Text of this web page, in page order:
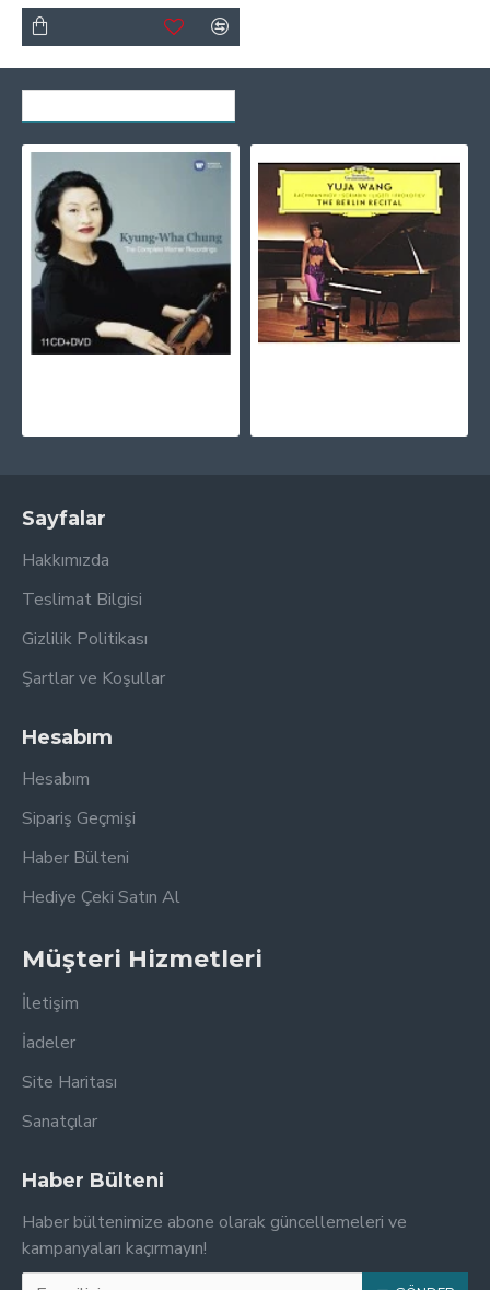
Sayfalar
Hakkımızda
Teslimat Bilgisi
Gizlilik Politikası
Şartlar ve Koşullar
Hesabım
Hesabım
Sipariş Geçmişi
Haber Bülteni
Hediye Çeki Satın Al
Müşteri Hizmetleri
İletişim
İadeler
Site Haritası
Sanatçılar
Haber Bülteni
Haber bültenimize abone olarak güncellemeleri ve
kampanyaları kaçırmayın!